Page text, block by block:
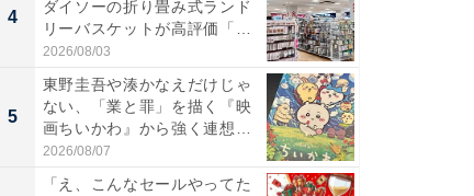
4
ダイソーの折り畳み式ランド
リーバスケットが高評価「使
わ...
2026/08/03
5
東野圭吾や湊かなえだけじゃ
ない、「業と罪」を描く『映
画ちいかわ』から強く連想し
た...
2026/08/07
「え、こんなセールやってた